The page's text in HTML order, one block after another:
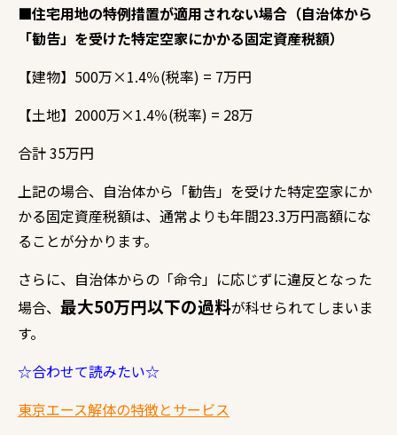
■住宅用地の特例措置が適用されない場合（自治体から
「勧告」を受けた特定空家にかかる固定資産税額）
【建物】500万×1.4％(税率) = 7万円
【土地】2000万×1.4％(税率) = 28万
合計 35万円
上記の場合、 自治体から「勧告」を受けた特定空家にか
かる固定資産税額は、 通常よりも年間23.3万円高額にな
ることが分かります。
さらに、 自治体からの「命令」に応じずに違反となった
場合、 最大50万円以下の過料が科せられてしまいま
す。
☆合わせて読みたい☆
東京エース解体の特徴とサービス